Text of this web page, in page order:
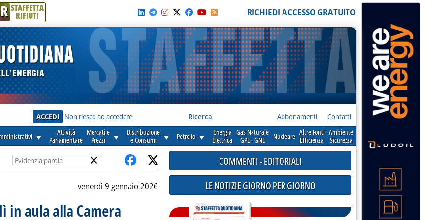
R STAFFETTA
RIFIUTI RICHIEDI ACCESSO GRATUITO
Non riesco ad accedere Ricerca Abbonamenti Contatti
▼
Attività
Parlamentare
Mercati e
Prezzi
▼
Distribuzione
e Consumi
▼ Petrolio ▼
Energia
Elettrica
Gas Naturale
GPL - GNL
Nucleare Altre Fonti
Efficienza
Ambiente
Sicurezza
×
venerdì 9 gennaio 2026
in aula alla Camera
COMMENTI - EDITORIALI
LE NOTIZIE GIORNO PER GIORNO